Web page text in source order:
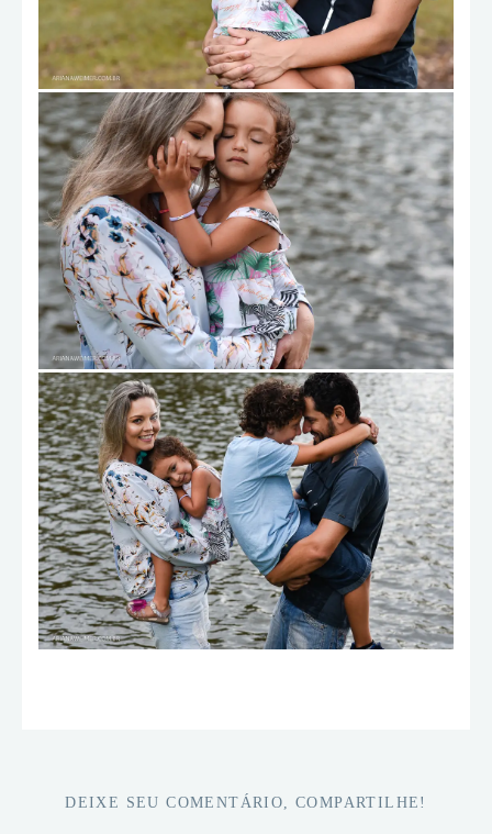
DEIXE SEU COMENTÁRIO, COMPARTILHE!